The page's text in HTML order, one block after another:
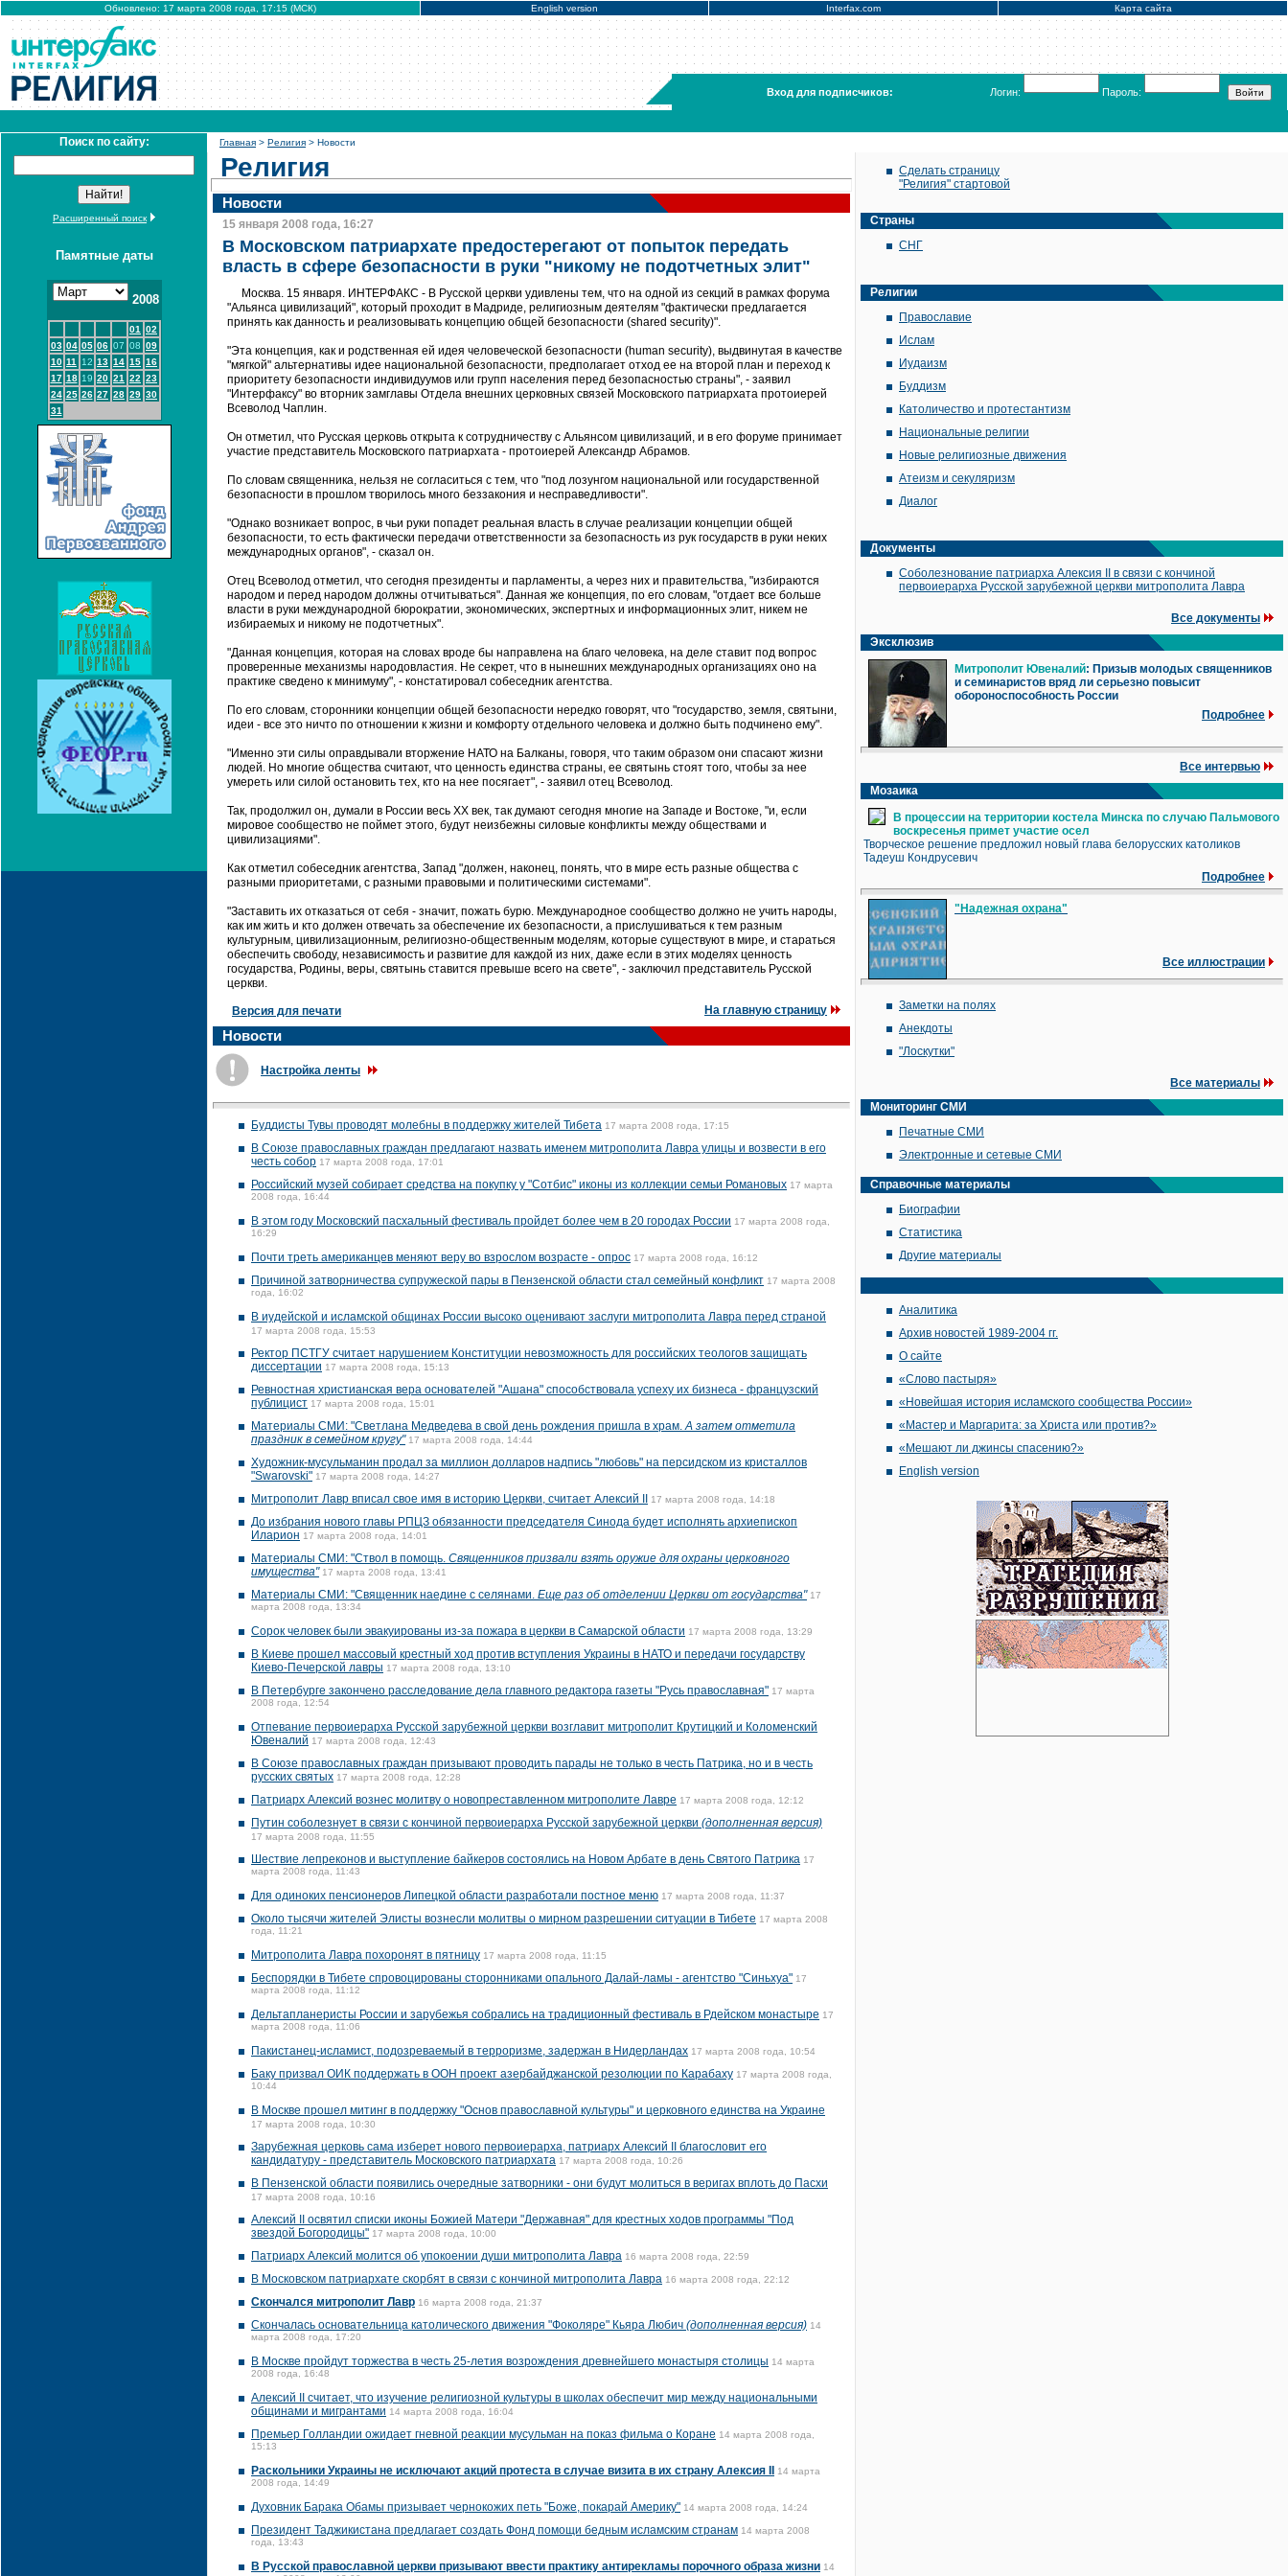
Обновлено: 17 марта 2008 года, 17:15 (МСК) English version Interfax.com Карта сайта
Вход для подписчиков: Логин: Пароль:
Поиск по сайту:
Расширенный поиск
Памятные даты
2008
01
02
03 04 05 06 07 08 09
10 11 12 13 14 15 16
17 18 19 20 21 22 23
24 25 26 27 28 29 30
31
Главная > Религия > Новости
Религия
Новости
15 января 2008 года, 16:27
В Московском патриархате предостерегают от попыток передать
власть в сфере безопасности в руки "никому не подотчетных элит"
Москва. 15 января. ИНТЕРФАКС - В Русской церкви удивлены тем, что на одной из секций в рамках форума
"Альянса цивилизаций", который проходит в Мадриде, религиозным деятелям "фактически предлагается
принять как данность и реализовывать концепцию общей безопасности (shared security)".
"Эта концепция, как и родственная ей идея человеческой безопасности (human security), выдвинутая в качестве
"мягкой" альтернативы идее национальной безопасности, предполагает отход ее на второй план и переход к
приоритету безопасности индивидуумов или групп населения перед безопасностью страны", - заявил
"Интерфаксу" во вторник замглавы Отдела внешних церковных связей Московского патриархата протоиерей
Всеволод Чаплин.
Он отметил, что Русская церковь открыта к сотрудничеству с Альянсом цивилизаций, и в его форуме принимает
участие представитель Московского патриархата - протоиерей Александр Абрамов.
По словам священника, нельзя не согласиться с тем, что "под лозунгом национальной или государственной
безопасности в прошлом творилось много беззакония и несправедливости".
"Однако возникает вопрос, в чьи руки попадет реальная власть в случае реализации концепции общей
безопасности, то есть фактически передачи ответственности за безопасность из рук государств в руки неких
международных органов", - сказал он.
Отец Всеволод отметил, что сегодня президенты и парламенты, а через них и правительства, "избираются
народом и перед народом должны отчитываться". Данная же концепция, по его словам, "отдает все больше
власти в руки международной бюрократии, экономических, экспертных и информационных элит, никем не
избираемых и никому не подотчетных".
"Данная концепция, которая на словах вроде бы направлена на благо человека, на деле ставит под вопрос
проверенные механизмы народовластия. Не секрет, что в нынешних международных организациях оно на
практике сведено к минимуму", - констатировал собеседник агентства.
По его словам, сторонники концепции общей безопасности нередко говорят, что "государство, земля, святыни,
идеи - все это ничто по отношении к жизни и комфорту отдельного человека и должно быть подчинено ему".
"Именно эти силы оправдывали вторжение НАТО на Балканы, говоря, что таким образом они спасают жизни
людей. Но многие общества считают, что ценность единства страны, ее святынь стоят того, чтобы за нее
умереть или силой остановить тех, кто на нее посягает", - заявил отец Всеволод.
Так, продолжил он, думали в России весь XX век, так думают сегодня многие на Западе и Востоке, "и, если
мировое сообщество не поймет этого, будут неизбежны силовые конфликты между обществами и
цивилизациями".
Как отметил собеседник агентства, Запад "должен, наконец, понять, что в мире есть разные общества с
разными приоритетами, с разными правовыми и политическими системами".
"Заставить их отказаться от себя - значит, пожать бурю. Международное сообщество должно не учить народы,
как им жить и кто должен отвечать за обеспечение их безопасности, а прислушиваться к тем разным
культурным, цивилизационным, религиозно-общественным моделям, которые существуют в мире, и стараться
обеспечить свободу, независимость и развитие для каждой из них, даже если в этих моделях ценность
государства, Родины, веры, святынь ставится превыше всего на свете", - заключил представитель Русской
церкви.
Версия для печати На главную страницу
Новости
Настройка ленты
Буддисты Тувы проводят молебны в поддержку жителей Тибета 17 марта 2008 года, 17:15
В Союзе православных граждан предлагают назвать именем митрополита Лавра улицы и возвести в его
честь собор 17 марта 2008 года, 17:01
Российский музей собирает средства на покупку у "Сотбис" иконы из коллекции семьи Романовых 17 марта
2008 года, 16:44
В этом году Московский пасхальный фестиваль пройдет более чем в 20 городах России 17 марта 2008 года,
16:29
Почти треть американцев меняют веру во взрослом возрасте - опрос 17 марта 2008 года, 16:12
Причиной затворничества супружеской пары в Пензенской области стал семейный конфликт 17 марта 2008
года, 16:02
В иудейской и исламской общинах России высоко оценивают заслуги митрополита Лавра перед страной
17 марта 2008 года, 15:53
Ректор ПСТГУ считает нарушением Конституции невозможность для российских теологов защищать
диссертации 17 марта 2008 года, 15:13
Ревностная христианская вера основателей "Ашана" способствовала успеху их бизнеса - французский
публицист 17 марта 2008 года, 15:01
Материалы СМИ: "Светлана Медведева в свой день рождения пришла в храм.А затем отметила
праздник в семейном кругу" 17 марта 2008 года, 14:44
Художник-мусульманин продал за миллион долларов надпись "любовь" на персидском из кристаллов
"Swarovski" 17 марта 2008 года, 14:27
Митрополит Лавр вписал свое имя в историю Церкви, считает Алексий II 17 марта 2008 года, 14:18
До избрания нового главы РПЦЗ обязанности председателя Синода будет исполнять архиепископ
Иларион 17 марта 2008 года, 14:01
Материалы СМИ: "Ствол в помощь. Священников призвали взять оружие для охраны церковного
имущества" 17 марта 2008 года, 13:41
Материалы СМИ: "Священник наедине с селянами. Еще раз об отделении Церкви от государства" 17
марта 2008 года, 13:34
Сорок человек были эвакуированы из-за пожара в церкви в Самарской области 17 марта 2008 года, 13:29
В Киеве прошел массовый крестный ход против вступления Украины в НАТО и передачи государству
Киево-Печерской лавры 17 марта 2008 года, 13:10
В Петербурге закончено расследование дела главного редактора газеты "Русь православная" 17 марта
2008 года, 12:54
Отпевание первоиерарха Русской зарубежной церкви возглавит митрополит Крутицкий и Коломенский
Ювеналий 17 марта 2008 года, 12:43
В Союзе православных граждан призывают проводить парады не только в честь Патрика, но и в честь
русских святых 17 марта 2008 года, 12:28
Патриарх Алексий вознес молитву о новопреставленном митрополите Лавре 17 марта 2008 года, 12:12
Путин соболезнует в связи с кончиной первоиерарха Русской зарубежной церкви (дополненная версия)
17 марта 2008 года, 11:55
Шествие лепреконов и выступление байкеров состоялись на Новом Арбате в день Святого Патрика 17
марта 2008 года, 11:43
Для одиноких пенсионеров Липецкой области разработали постное меню 17 марта 2008 года, 11:37
Около тысячи жителей Элисты вознесли молитвы о мирном разрешении ситуации в Тибете 17 марта 2008
года, 11:21
Митрополита Лавра похоронят в пятницу 17 марта 2008 года, 11:15
Беспорядки в Тибете спровоцированы сторонниками опального Далай-ламы - агентство "Синьхуа" 17
марта 2008 года, 11:12
Дельтапланеристы России и зарубежья собрались на традиционный фестиваль в Рдейском монастыре 17
марта 2008 года, 11:06
Пакистанец-исламист, подозреваемый в терроризме, задержан в Нидерландах 17 марта 2008 года, 10:54
Баку призвал ОИК поддержать в ООН проект азербайджанской резолюции по Карабаху 17 марта 2008 года,
10:44
В Москве прошел митинг в поддержку "Основ православной культуры" и церковного единства на Украине
17 марта 2008 года, 10:30
Зарубежная церковь сама изберет нового первоиерарха, патриарх Алексий II благословит его
кандидатуру - представитель Московского патриархата 17 марта 2008 года, 10:26
В Пензенской области появились очередные затворники - они будут молиться в веригах вплоть до Пасхи
17 марта 2008 года, 10:16
Алексий II освятил списки иконы Божией Матери "Державная" для крестных ходов программы "Под
звездой Богородицы" 17 марта 2008 года, 10:00
Патриарх Алексий молится об упокоении души митрополита Лавра 16 марта 2008 года, 22:59
В Московском патриархате скорбят в связи с кончиной митрополита Лавра 16 марта 2008 года, 22:12
Скончался митрополит Лавр 16 марта 2008 года, 21:37
Скончалась основательница католического движения "Фоколяре" Кьяра Любич (дополненная версия) 14
марта 2008 года, 17:20
В Москве пройдут торжества в честь 25-летия возрождения древнейшего монастыря столицы 14 марта
2008 года, 16:48
Алексий II считает, что изучение религиозной культуры в школах обеспечит мир между национальными
общинами и мигрантами 14 марта 2008 года, 16:04
Премьер Голландии ожидает гневной реакции мусульман на показ фильма о Коране 14 марта 2008 года,
15:13
Раскольники Украины не исключают акций протеста в случае визита в их страну Алексия II
14 марта
2008 года, 14:49
Духовник Барака Обамы призывает чернокожих петь "Боже, покарай Америку" 14 марта 2008 года, 14:24
Президент Таджикистана предлагает создать Фонд помощи бедным исламским странам 14 марта 2008
года, 13:43
В Русской православной церкви призывают ввести практику антирекламы порочного образа жизни 14
Сделать страницу
"Религия" стартовой
Страны
СНГ
Религии
Православие
Ислам
Иудаизм
Буддизм
Католичество и протестантизм
Национальные религии
Новые религиозные движения
Атеизм и секуляризм
Диалог
Документы
Соболезнование патриарха Алексия II в связи с кончиной
первоиерарха Русской зарубежной церкви митрополита Лавра
Все документы
Эксклюзив
Митрополит Ювеналий: Призыв молодых священников
и семинаристов вряд ли серьезно повысит
обороноспособность России
Подробнее
Все интервью
Мозаика
В процессии на территории костела Минска по случаю Пальмового
воскресенья примет участие осел
Творческое решение предложил новый глава белорусских католиков
Тадеуш Кондрусевич
Подробнее
"Надежная охрана"
Все иллюстрации
Заметки на полях
Анекдоты
"Лоскутки"
Все материалы
Мониторинг СМИ
Печатные СМИ
Электронные и сетевые СМИ
Справочные материалы
Биографии
Статистика
Другие материалы
Аналитика
Архив новостей 1989-2004 гг.
О сайте
«Слово пастыря»
«Новейшая история исламского сообщества России»
«Мастер и Маргарита: за Христа или против?»
«Мешают ли джинсы спасению?»
English version